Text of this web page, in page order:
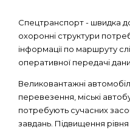
Спецтранспорт - швидка
охоронні структури
інформації по маршруту
оперативної передачі
Великовантажні
перевезення, міські
потребують сучасних
завдань. Підвищення